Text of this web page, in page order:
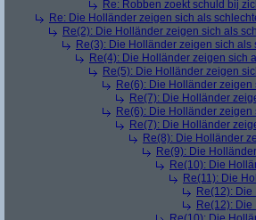
Re: Robben zoekt schuld bij
Re: Die Holländer zeigen sich als
Re(2): Die Holländer zeigen sich als
Re(3): Die Holländer zeigen sich als
Re(4): Die Holländer zeigen sich
Re(5): Die Holländer zeigen
Re(6): Die Holländer
Re(7): Die Holländer
Re(6): Die Holländer
Re(7): Die Holländer
Re(8): Die Holländer
Re(9): Die
Re(10): Die
Re(11): Die
Re(12):
Re(12):